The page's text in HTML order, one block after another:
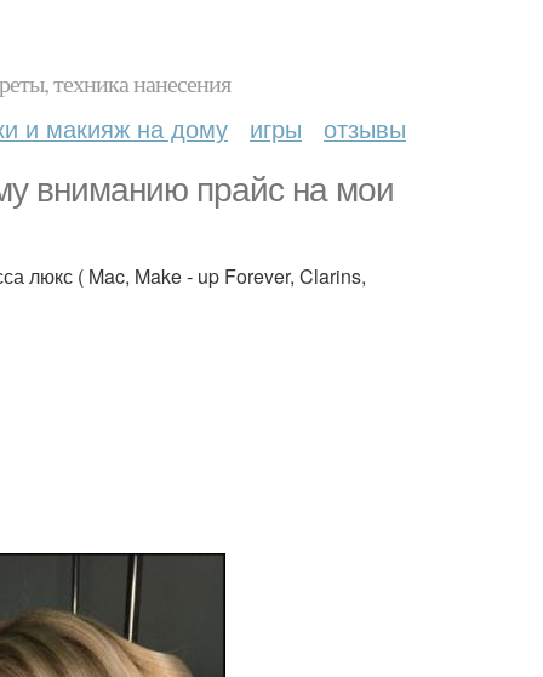
техника нанесения
и макияж на дому игры отзывы
вниманию прайс на мои
люкс ( Mac, Make - up Forever, Clarins,